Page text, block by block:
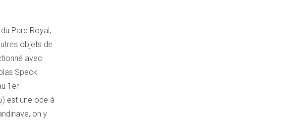
Parc Royal,
objets de
avec
Speck
1er
est une ode à
on y